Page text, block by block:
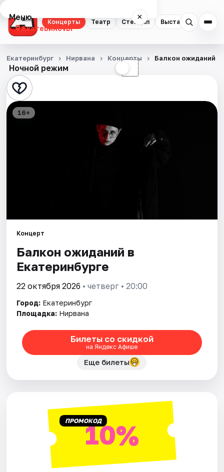
Концерты Театр Стендап Выставки
Меню ×
Екатеринбург
Концерты
Театр
Стендап
Города
Площадки
Рейтинги
Ночной режим ☾
Екатеринбург Нирвана Концерты Балкон ожиданий
16+
Концерт
Балкон ожиданий в
Екатеринбурге
22 октября 2026 • четверг • 20:00
Город: Екатеринбург
Площадка: Нирвана
Билеты со скидкой
на Яндекс Афише
Еще билеты
ПРОМОКОД10%